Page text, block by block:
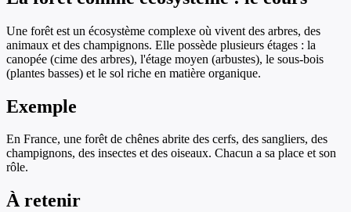
Une forêt est un écosystème complexe où vivent des arbres, des
animaux et des champignons. Elle possède plusieurs étages : la
canopée (cime des arbres), l'étage moyen (arbustes), le sous-bois
(plantes basses) et le sol riche en matière organique.
Exemple
En France, une forêt de chênes abrite des cerfs, des sangliers, des
champignons, des insectes et des oiseaux. Chacun a sa place et son
rôle.
À retenir